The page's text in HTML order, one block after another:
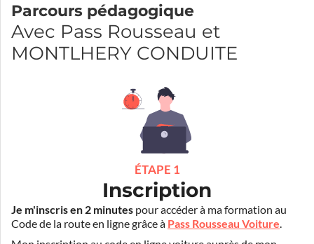
Parcours pédagogique
Avec Pass Rousseau et
MONTLHERY CONDUITE
ÉTAPE 1
Inscription
Je m'inscris en 2 minutes pour accéder à ma formation au
Code de la route en ligne grâce à Pass Rousseau Voiture.